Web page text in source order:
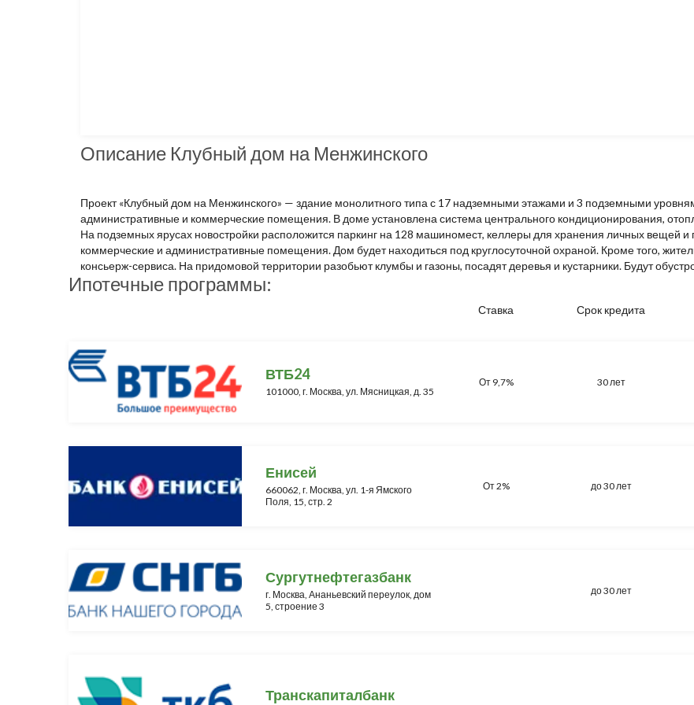
Описание Клубный дом на Менжинского
Проект «Клубный дом на Менжинского» — здание монолитного типа с 17 надземными этажами и 3 подземными
административные и коммерческие помещения. В доме установлена система центрального кондиционирования,
На подземных ярусах новостройки расположится паркинг на 128 машиномест, келлеры для хранения личных вещей и
коммерческие и административные помещения. Дом будет находиться под круглосуточной охраной. Кроме того,
консьерж-сервиса. На придомовой территории разобьют клумбы и газоны, посадят деревья и кустарники. Будут
Ипотечные программы:
Ставка Срок кредита
ВТБ24
101000, г. Москва, ул. Мясницкая, д. 35
От 9,7% 30 лет
Енисей
660062, г. Москва, ул. 1-я Ямского
Поля, 15, стр. 2
От 2% до 30 лет
Сургутнефтегазбанк
г. Москва, Ананьевский переулок, дом
5, строение 3
до 30 лет
Транскапиталбанк